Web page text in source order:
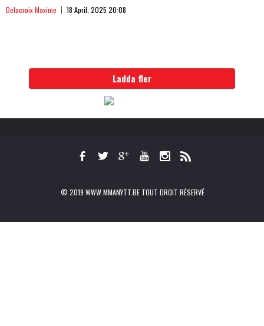
Delacroix Maxime 18 April, 2025 20:08
Ladda fler
© 2019 WWW.MMANYTT.BE TOUT DROIT RÉSERVÉ